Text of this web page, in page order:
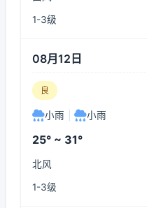
1-3级
08月12日
良
小雨 小雨
25° ~ 31°
北风
1-3级